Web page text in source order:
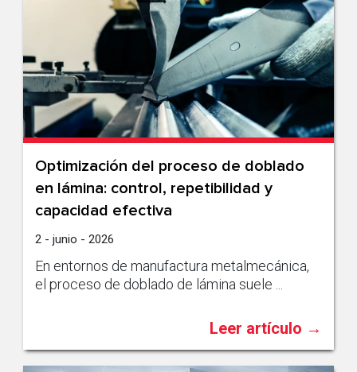
Optimización del proceso de doblado
en lámina: control, repetibilidad y
capacidad efectiva
2 - junio - 2026
En entornos de manufactura metalmecánica,
el proceso de doblado de lámina suele ...
Leer artículo →